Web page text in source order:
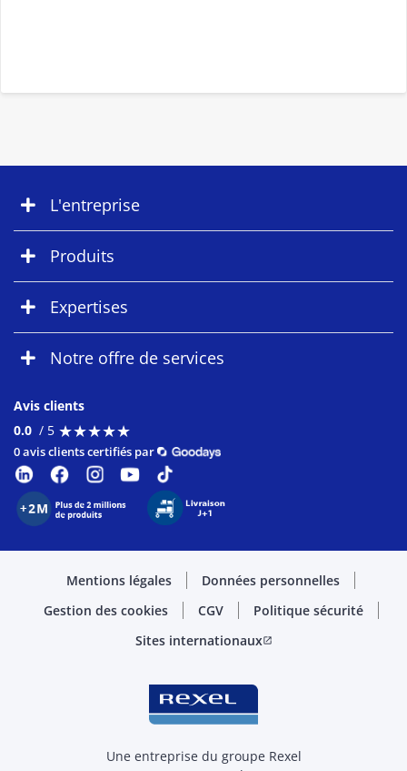
L'entreprise
Produits
Expertises
Notre offre de services
Avis clients
0.0 / 5 ★★★★★
★★★★★
0 avis clients certifiés par
Mentions légales
Données personnelles
Gestion des cookies
CGV
Politique sécurité
Sites internationauxopen_in_new
Une entreprise du groupe Rexel